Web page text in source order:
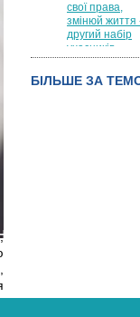
БІЛЬШЕ ЗА